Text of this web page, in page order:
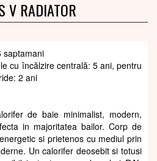
V RADIATOR
saptamani
cu încălzire centrală: 5 ani, pentru
2 ani
de baie minimalist, modern,
in majoritatea bailor. Corp de
si prietenos cu mediul prin
Un calorifer deosebit si totusi